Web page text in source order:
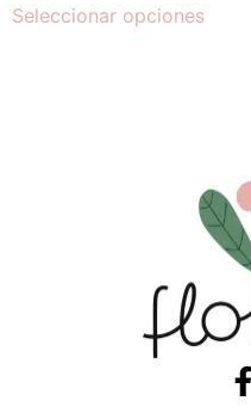
Seleccionar opciones